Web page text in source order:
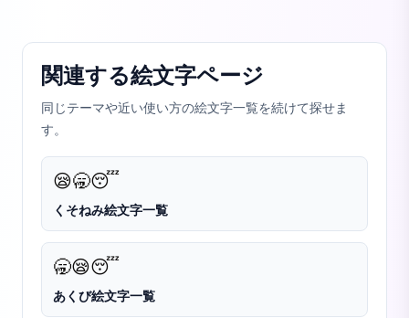
関連する絵文字ページ
同じテーマや近い使い方の絵文字一覧を続けて探せま
す。
😪🥱😴
くそねみ絵文字一覧
🥱😪😴
あくび絵文字一覧